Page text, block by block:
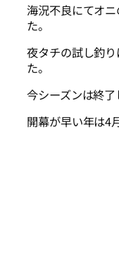
海況不良にてオ
た。
夜タチの試し釣
た。
今シーズンは終了
開幕が早い年は4